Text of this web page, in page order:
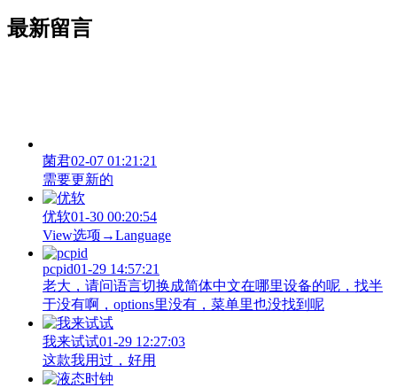
最新留言
菌君02-07 01:21:21
需要更新的
优软01-30 00:20:54
View‌选项→Language
pcpid01-29 14:57:21
老大，请问语言切换成简体中文在哪里设备的呢，找半
于没有啊，options里没有，菜单里也没找到呢
我来试试01-29 12:27:03
这款我用过，好用